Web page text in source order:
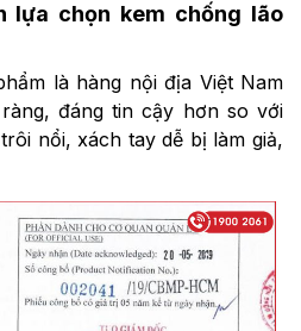
lựa chọn kem chống lão
là hàng nội địa Việt Nam
đáng tin cậy hơn so với
nổi, xách tay dễ bị làm giả,